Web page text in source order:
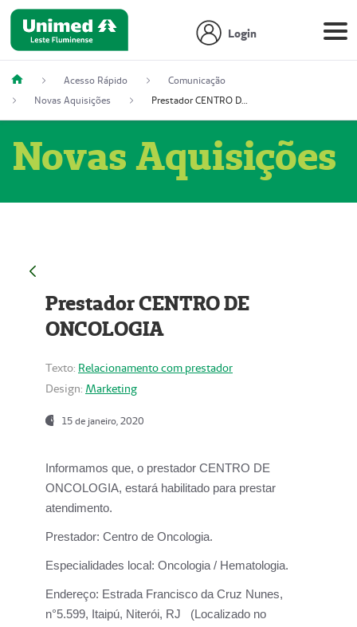
Login
Acesso Rápido
Comunicação
Novas Aquisições
Prestador CENTRO DE ONCOLOGIA
Novas Aquisições
Prestador CENTRO DE
ONCOLOGIA
Texto: Relacionamento com prestador
Design: Marketing
15 de janeiro, 2020
Informamos que, o prestador CENTRO DE
ONCOLOGIA, estará habilitado para prestar
atendimento.
Prestador: Centro de Oncologia.
Especialidades local: Oncologia / Hematologia.
Endereço: Estrada Francisco da Cruz Nunes,
n°5.599, Itaipú, Niterói, RJ (Localizado no